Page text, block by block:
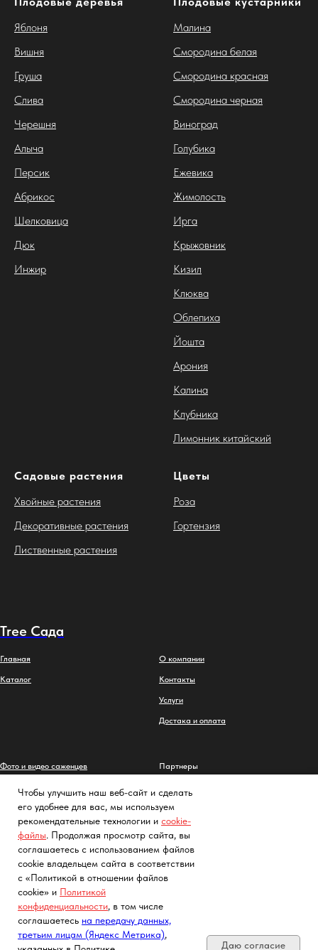
Яблоня
Вишня
Груша
Слива
Черешня
Алыча
Персик
Абрикос
Шелковица
Дюк
Инжир
Малина
Смородина белая
Смородина красная
Смородина черная
Виноград
Голубика
Ежевика
Жимолость
Ирга
Крыжовник
Кизил
Клюква
Облепиха
Йошта
Арония
Калина
Клубника
Лимонник китайский
Садовые растения
Хвойные растения
Декоративные растения
Лиственные растения
Цветы
Роза
Гортензия
Tree Сада
Главная
Каталог
О компании
Контакты
Услуги
Достака и оплата
Фото и видео саженцев
Заметки садовода
FAQs
Как выглядят саженцы
Партнеры
Cогласие на обработку персональных
данных с помощью сервиса
«Яндекс.Метрика»
Чтобы улучшить наш веб-сайт и сделать
его удобнее для вас, мы используем
рекомендательные технологии и cookie-
файлы. Продолжая просмотр сайта, вы
соглашаетесь с использованием файлов
cookie владельцем сайта в соответствии
с «Политикой в отношении файлов
cookie» и Политикой
конфиденциальности, в том числе
соглашаетесь на передачу данных,
третьим лицам (Яндекс Метрика),
Даю согласие